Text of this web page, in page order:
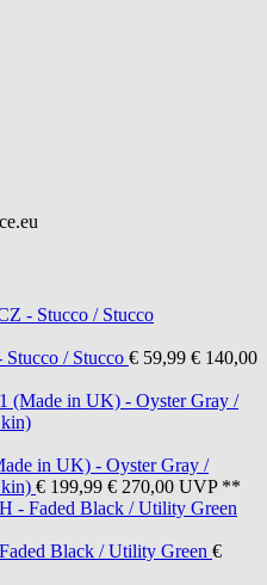
/ Stucco € 59,99 € 140,00
in UK) - Oyster Gray /
€ 199,99 € 270,00 UVP **
Black / Utility Green €